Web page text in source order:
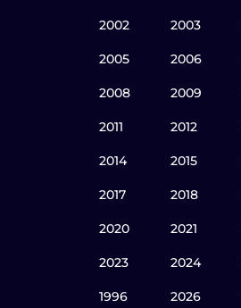
2002 2003
2005 2006
2008 2009
2011 2012
2014 2015
2017 2018
2020 2021
2023 2024
1996 2026